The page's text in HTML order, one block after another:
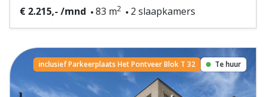
€ 2.215,- /mnd 83 m2 2 slaapkamers
inclusief Parkeerplaats Het Pontveer Blok T 32 Te huur